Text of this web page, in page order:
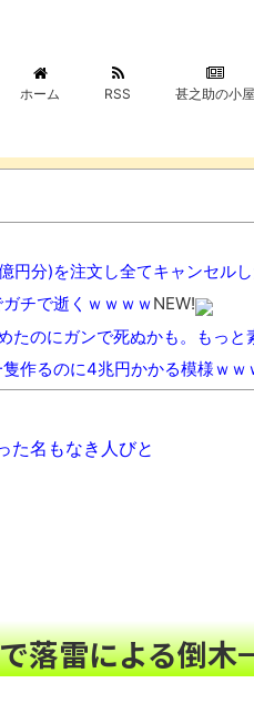
ホーム RSS 甚之助の小屋
円分)を注文し全てキャンセル
チで逝くｗｗｗｗNEW!
たのにガンで死ぬかも。もっと
作るのに4兆円かかる模様ｗｗ
出るってマジか？
者から「◯◯◯なのではないか
国への侵略戦争反対の座り込
ｗ
とランチしました」→付き合
文してキャンセルした32歳女
ンセルを繰り返した32歳女を
た名もなき人びと
落雷による倒